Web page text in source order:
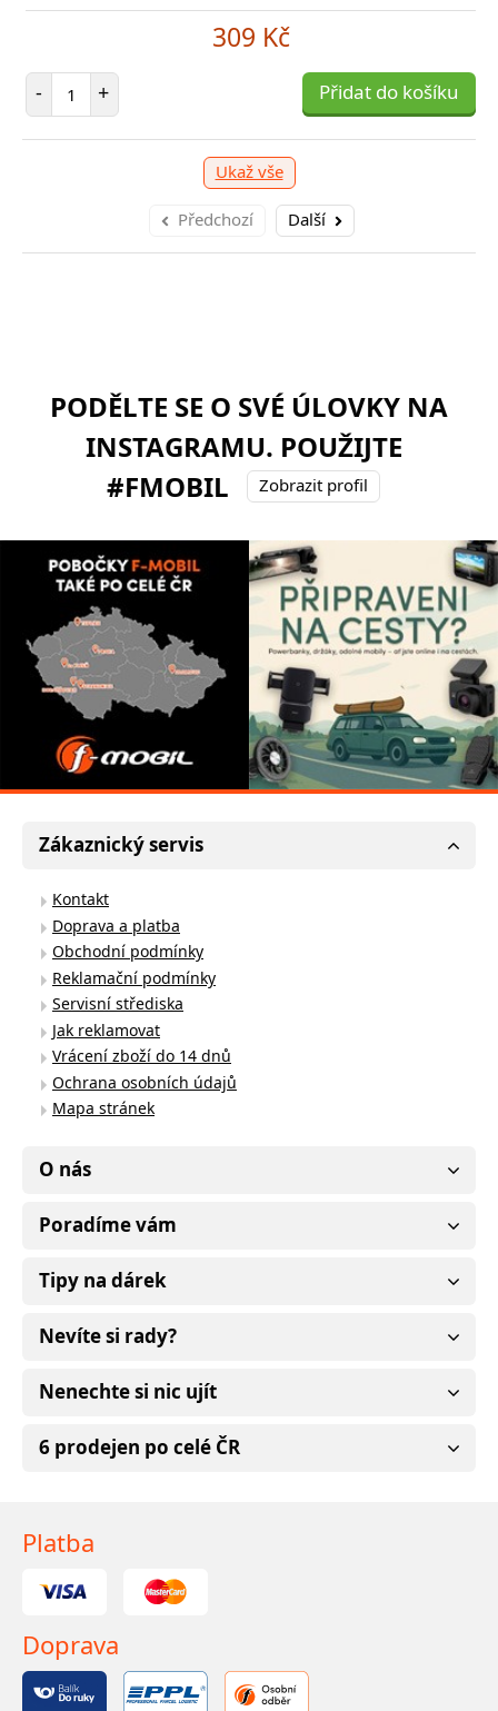
309 Kč
- Počet položek
+ Přidat do košíku
Ukaž vše
Předchozí Další
1 039 Kč
položek Přidat do košíku -
PODĚLTE SE O SVÉ ÚLOVKY NA
INSTAGRAMU. POUŽIJTE
#FMOBIL
Zobrazit profil
Zákaznický servis
Kontakt
Doprava a platba
Obchodní podmínky
Reklamační podmínky
Servisní střediska
Jak reklamovat
Vrácení zboží do 14 dnů
Ochrana osobních údajů
Mapa stránek
O nás
Poradíme vám
Tipy na dárek
Nevíte si rady?
Nenechte si nic ujít
6 prodejen po celé ČR
Platba
Doprava